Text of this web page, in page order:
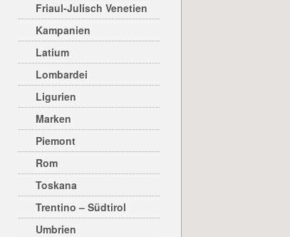
Friaul-Julisch Venetien
Kampanien
Latium
Lombardei
Ligurien
Marken
Piemont
Rom
Toskana
Trentino – Südtirol
Umbrien